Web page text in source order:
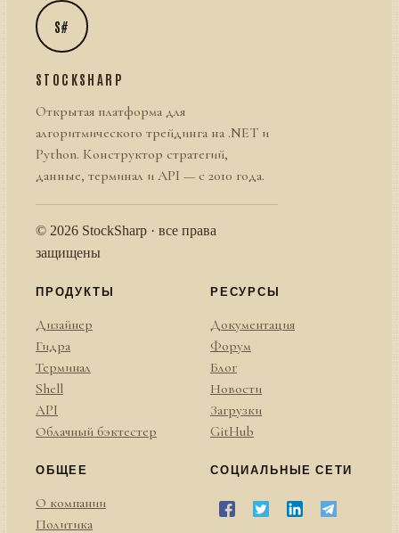
S#
STOCKSHARP
Открытая платформа для
алгоритмического трейдинга на .NET и
Python. Конструктор стратегий,
данные, терминал и API — с 2010 года.
© 2026 StockSharp · все права
защищены
ПРОДУКТЫ
Дизайнер
Гидра
Терминал
Shell
API
Облачный бэктестер
РЕСУРСЫ
Документация
Форум
Блог
Новости
Загрузки
GitHub
ОБЩЕЕ
О компании
Политика
СОЦИАЛЬНЫЕ СЕТИ